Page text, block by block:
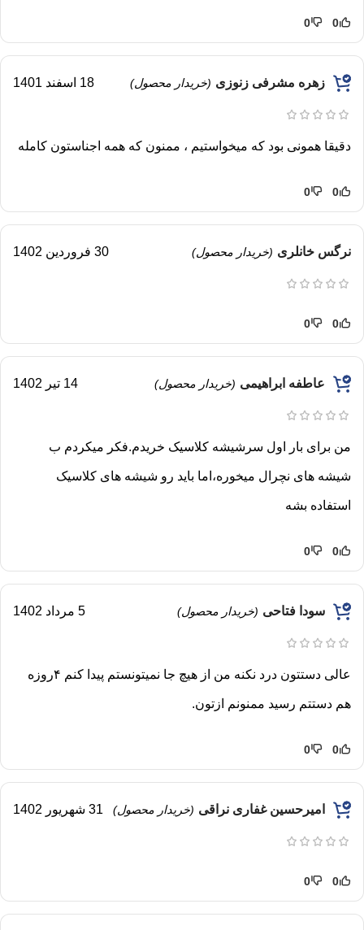
0
0
زهره مشرفی زنوزی (خریدار محصول) 18 اسفند 1401
دقیقا همونی بود که میخواستیم ، ممنون که همه اجناستون کامله
0
0
نرگس خانلری (خریدار محصول) 30 فروردین 1402
0
0
عاطفه ابراهیمی (خریدار محصول) 14 تیر 1402
من برای بار اول سرشیشه کلاسیک خریدم.فکر میکردم ب
شیشه های نچرال میخوره،اما باید رو شیشه های کلاسیک
استفاده بشه
0
0
سودا فتاحی (خریدار محصول) 5 مرداد 1402
عالی دستتون درد نکنه من از هیچ جا نمیتونستم پیدا کنم ۴روزه
هم دستتم رسید ممنونم ازتون.
0
0
امیرحسین غفاری نراقی (خریدار محصول) 31 شهریور 1402
0
0